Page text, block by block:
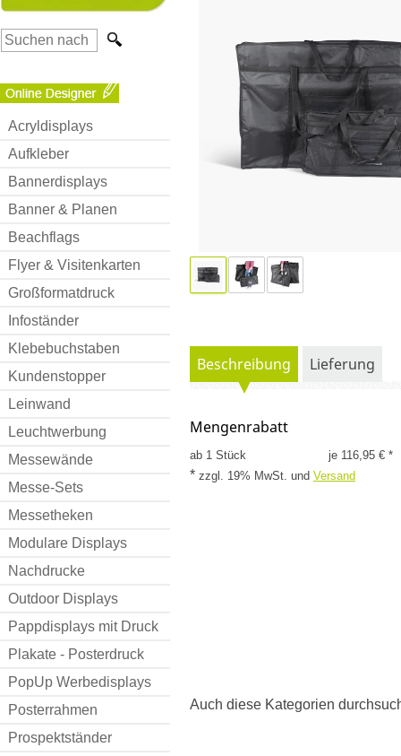
Acryldisplays
Aufkleber
Bannerdisplays
Banner & Planen
Beachflags
Flyer & Visitenkarten
Großformatdruck
Infoständer
Klebebuchstaben
Kundenstopper
Leinwand
Leuchtwerbung
Messewände
Messe-Sets
Messetheken
Modulare Displays
Nachdrucke
Outdoor Displays
Pappdisplays mit Druck
Plakate - Posterdruck
PopUp Werbedisplays
Posterrahmen
Prospektständer
Beschreibung Lieferung
Mengenrabatt
ab 1 Stück je 116,95 € *
* zzgl. 19% MwSt. und Versand
Auch diese Kategorien